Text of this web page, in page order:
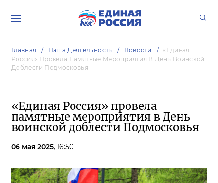
Главная Наша Деятельность Новости
«Единая
Россия» Провела Памятные Мероприятия В День Воинской
Доблести Подмосковья
«Единая Россия» провела
памятные мероприятия в День
воинской доблести Подмосковья
06 мая 2025, 16:50